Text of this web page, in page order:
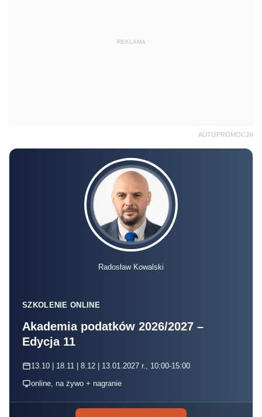
REKLAMA
AUTOPROMOCJA
Radosław Kowalski
SZKOLENIE ONLINE
Akademia podatków 2026/2027 –
Edycja 11
13.10 | 18.11 | 8.12 | 13.01.2027 r., 10:00-15:00
online, na żywo + nagranie